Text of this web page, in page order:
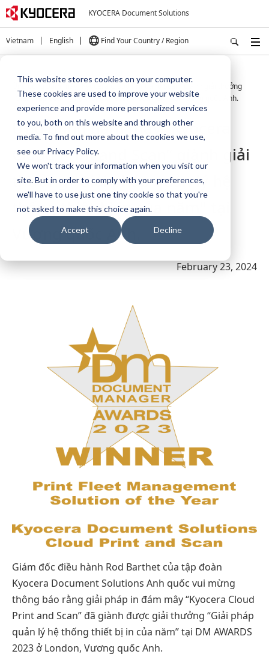
This website stores cookies on your computer.
These cookies are used to improve your website
experience and provide more personalized services
to you, both on this website and through other
media. To find out more about the cookies we use,
see our Privacy Policy.
We won't track your information when you visit our
site. But in order to comply with your preferences,
we'll have to use just one tiny cookie so that you're
not asked to make this choice again.
Accept Decline
KYOCERA Document Solutions
Vietnam English Find Your Country / Region
Ứng dụng đám mây “Kyocera Cloud Print and Scan” giành giải thưởng
"Giải pháp quản lý hệ thống thiết bị in của năm" tại Vương quốc Anh.
Ứng dụng đám mây “Kyocera
Cloud Print and Scan” giành giải
thưởng "Giải pháp quản lý hệ
thống thiết bị in của năm" tại
Vương quốc Anh.
February 23, 2024
Giám đốc điều hành Rod Barthet của tập đoàn
Kyocera Document Solutions Anh quốc vui mừng
thông báo rằng giải pháp in đám mây “Kyocera Cloud
Print and Scan” đã giành được giải thưởng “Giải pháp
quản lý hệ thống thiết bị in của năm” tại DM AWARDS
2023 ở London, Vương quốc Anh.